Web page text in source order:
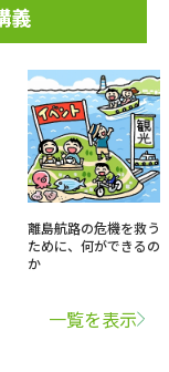
義
離島航路の危機を救う
ために、何ができるの
か
一覧を表示